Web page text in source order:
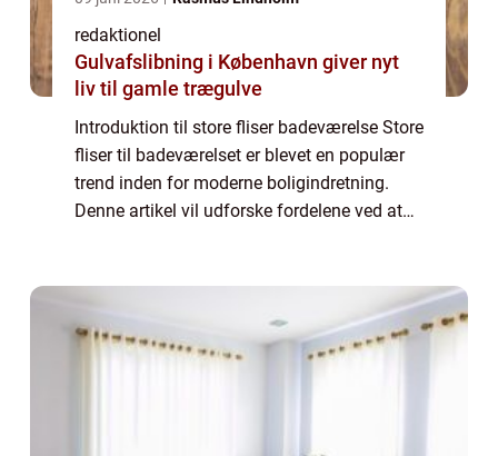
redaktionel
Gulvafslibning i København giver nyt
liv til gamle trægulve
Introduktion til store fliser badeværelse Store
fliser til badeværelset er blevet en populær
trend inden for moderne boligindretning.
Denne artikel vil udforske fordelene ved at